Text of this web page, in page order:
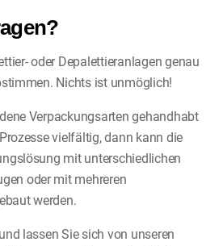
oder Depalettieranlagen genau
Nichts ist unmöglich!
Verpackungsarten gehandhabt
vielfältig, dann kann die
mit unterschiedlichen
oder mit mehreren
werden.
lassen Sie sich von unseren